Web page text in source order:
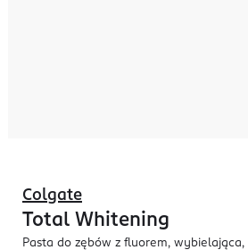
Colgate
Total Whitening
Pasta do zębów z fluorem,